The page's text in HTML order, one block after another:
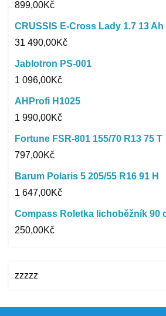
899,00Kč
CRUSSIS E-Cross Lady 1.7 13 Ah
31 490,00Kč
Jablotron PS-001
1 096,00Kč
AHProfi H1025
1 990,00Kč
Fortune FSR-801 155/70 R13 75 T
797,00Kč
Barum Polaris 5 205/55 R16 91 H
1 647,00Kč
Compass Roletka lichoběžník 90
250,00Kč
zzzzz